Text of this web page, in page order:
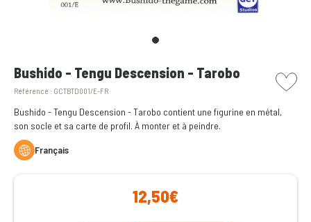
Bushido - Tengu Descension - Tarobo
Référence : GCTBTD001/E-FR
picto
Bushido - Tengu Descension - Tarobo contient une figurine en métal,
son socle et sa carte de profil. À monter et à peindre.
Français
12,50€